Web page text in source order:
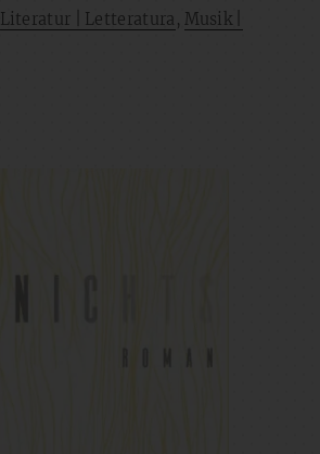
Literatur | Letteratura , Musik |